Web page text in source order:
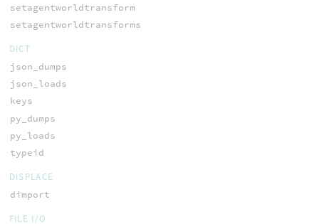
setagentworldtransform
setagentworldtransforms
DICT
json_dumps
json_loads
keys
py_dumps
py_loads
typeid
DISPLACE
dimport
FILE I/O